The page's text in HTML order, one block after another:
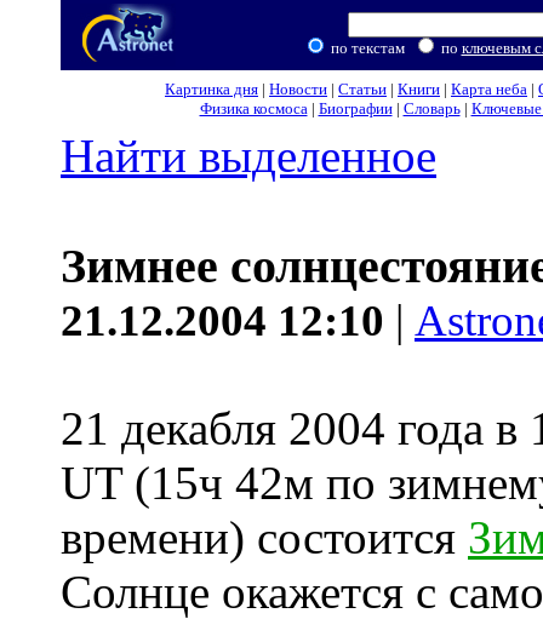
по текстам по ключевым
Картинка дня | Новости | Статьи | Книги | Карта неба |
Физика космоса| Биографии| Словарь| Ключевые
Найти выделенное
Зимнее
21.12.2004 12:10 |
21 декабля 2004 года в
UT (15ч 42м по
времени) состоится
Солнце окажется с